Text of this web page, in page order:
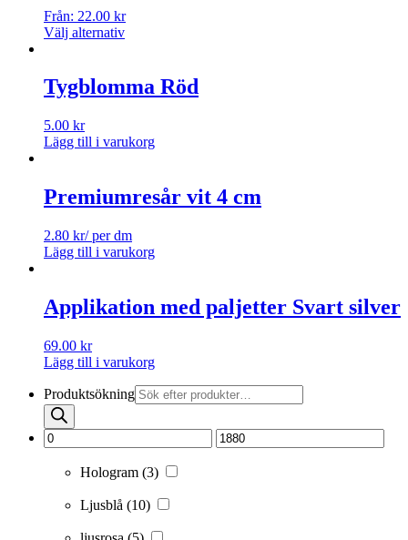
Från: 22.00 kr
Välj alternativ
Tygblomma Röd
5.00 kr
Lägg till i varukorg
Premiumresår vit 4 cm
2.80 kr/ per dm
Lägg till i varukorg
Applikation med paljetter Svart silver
69.00 kr
Lägg till i varukorg
Produktsökning
Hologram (3)
Ljusblå (10)